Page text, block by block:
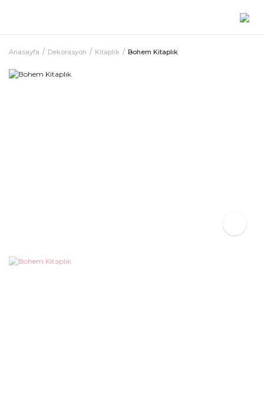
Anasayfa Dekorasyon Kitaplık Bohem Kitaplık